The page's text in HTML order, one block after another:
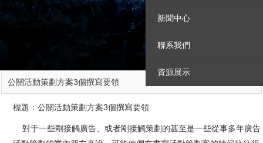
新聞中心
聯系我們
資源展示
公關活動策劃方案3個撰寫要領
標題：公關活動策劃方案3個撰寫要領
對于一些剛接觸廣告、或者剛接觸策劃的甚至是一些從事多年廣告